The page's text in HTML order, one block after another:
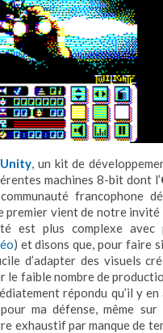
, un kit de
machines 8-bit dont l’
francophone
premier vient de notre invité
est plus complexe avec
) et disons que, pour faire
d’adapter des visuels
le faible nombre de
répondu qu’il y
ma défense, même sur
exhaustif par manque de